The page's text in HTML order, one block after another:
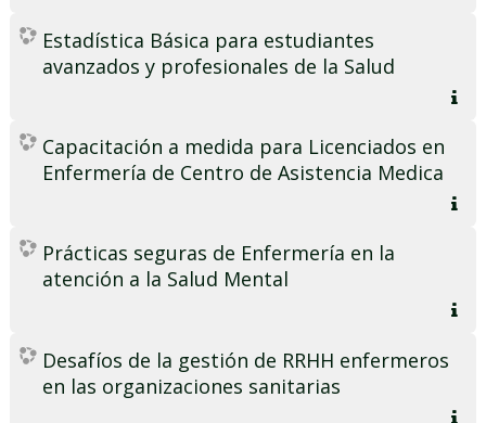
Estadística Básica para estudiantes
avanzados y profesionales de la Salud
Capacitación a medida para Licenciados en
Enfermería de Centro de Asistencia Medica
Prácticas seguras de Enfermería en la
atención a la Salud Mental
Desafíos de la gestión de RRHH enfermeros
en las organizaciones sanitarias